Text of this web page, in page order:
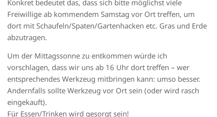
Konkret bedeutet das, dass sich bitte möglichst viele
Freiwillige ab kommendem Samstag vor Ort treffen, um
dort mit Schaufeln/Spaten/Gartenhacken etc. Gras und Erde
abzutragen.
Um der Mittagssonne zu entkommen würde ich
vorschlagen, dass wir uns ab 16 Uhr dort treffen – wer
entsprechendes Werkzeug mitbringen kann: umso besser.
Andernfalls sollte Werkzeug vor Ort sein (oder wird rasch
eingekauft).
Für Essen/Trinken wird gesorgt sein!